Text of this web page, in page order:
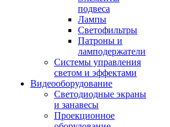
подвеса
Лампы
Светофильтры
Патроны и
ламподержатели
Системы управления
светом и эффектами
Видеооборудование
Светодиодные экраны
и занавесы
Проекционное